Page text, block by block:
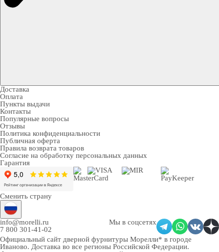
Доставка
Оплата
Пункты выдачи
Контакты
Популярные вопросы
Отзывы
Политика конфиденциальности
Публичная оферта
Правила возврата товаров
Согласие на обработку персональных данных
Гарантия
Сменить страну
info@morelli.ru
7 800 301-41-02
Мы в соцсетях
Официальный сайт дверной фурнитуры Морелли* в городе
Иваново. Доставка во все регионы Российской Федерации.